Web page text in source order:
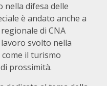
difesa delle
è andato anche a
di CNA
svolto nella
il turismo
prossimità.